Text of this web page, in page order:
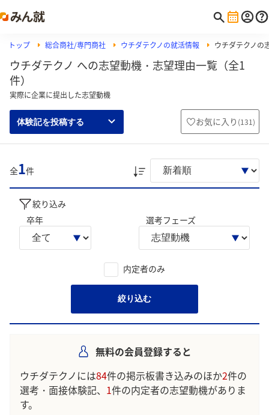
トップ 総合商社/専門商社 ウチダテクノの就活情報 ウチダテクノの
ウチダテクノ への志望動機・志望理由一覧（全1
件）
実際に企業に提出した志望動機
体験記を投稿する お気に入り (131)
全1件
絞り込み
卒年
選考フェーズ
内定者のみ
絞り込む
無料の会員登録すると
ウチダテクノには84件の掲示板書き込みのほか2件の
選考・面接体験記、 1件の内定者の志望動機がありま
す。